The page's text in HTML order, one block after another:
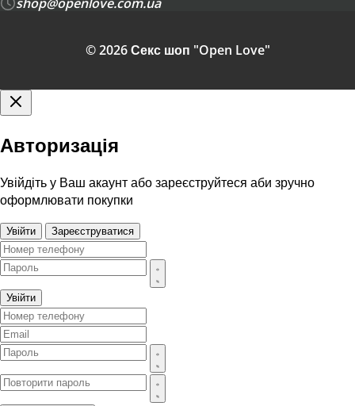
© 2026 Секс шоп "Open Love"
Авторизація
Увійдіть у Ваш акаунт або зареєструйтеся аби зручно
оформлювати покупки
Увійти Зареєструватися
Увійти